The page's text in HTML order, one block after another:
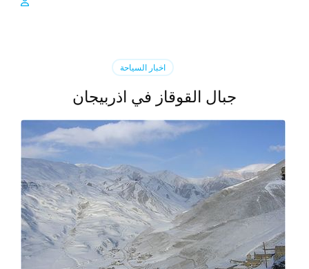
اخبار السياحة
جبال القوقاز في اذربيجان